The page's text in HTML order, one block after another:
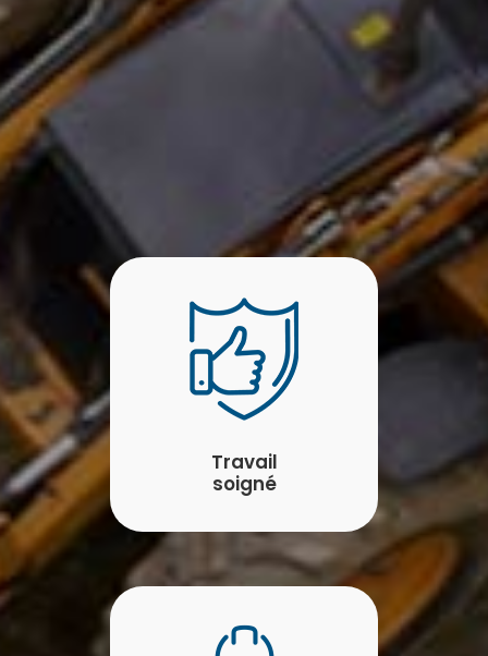
Travail
soigné